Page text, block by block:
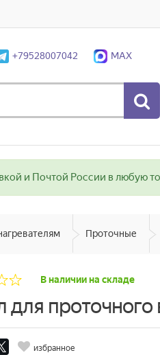
+79528007042
MAX
и Почтой России в любую
Проточные
В наличии на складе
для
избранное